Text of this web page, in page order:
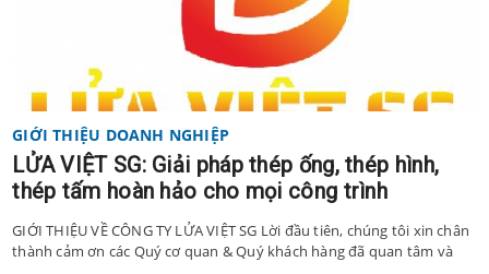
GIỚI THIỆU DOANH NGHIỆP
LỬA VIỆT SG: Giải pháp thép ống, thép hình,
thép tấm hoàn hảo cho mọi công trình
GIỚI THIỆU VỀ CÔNG TY LỬA VIỆT SG Lời đầu tiên, chúng tôi xin chân
thành cảm ơn các Quý cơ quan & Quý khách hàng đã quan tâm và